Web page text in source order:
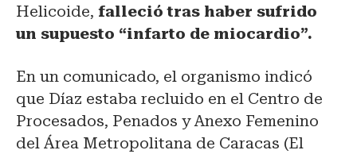
Helicoide, falleció tras haber sufrido
un supuesto “infarto de miocardio”.
En un comunicado, el organismo indicó
que Díaz estaba recluido en el Centro de
Procesados, Penados y Anexo Femenino
del Área Metropolitana de Caracas (El